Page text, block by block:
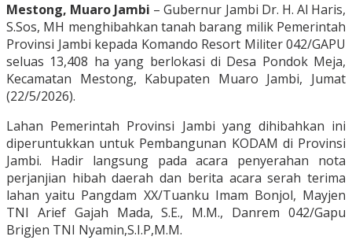
Mestong, Muaro Jambi – Gubernur Jambi Dr. H. Al Haris,
S.Sos, MH menghibahkan tanah barang milik Pemerintah
Provinsi Jambi kepada Komando Resort Militer 042/GAPU
seluas 13,408 ha yang berlokasi di Desa Pondok Meja,
Kecamatan Mestong, Kabupaten Muaro Jambi, Jumat
(22/5/2026).
Lahan Pemerintah Provinsi Jambi yang dihibahkan ini
diperuntukkan untuk Pembangunan KODAM di Provinsi
Jambi. Hadir langsung pada acara penyerahan nota
perjanjian hibah daerah dan berita acara serah terima
lahan yaitu Pangdam XX/Tuanku Imam Bonjol, Mayjen
TNI Arief Gajah Mada, S.E., M.M., Danrem 042/Gapu
Brigjen TNI Nyamin,S.I.P,M.M.